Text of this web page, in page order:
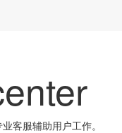
客服辅助用户工作。